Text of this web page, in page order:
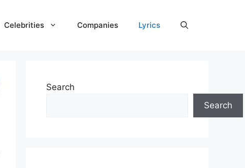
Celebrities Companies Lyrics
Search
Search